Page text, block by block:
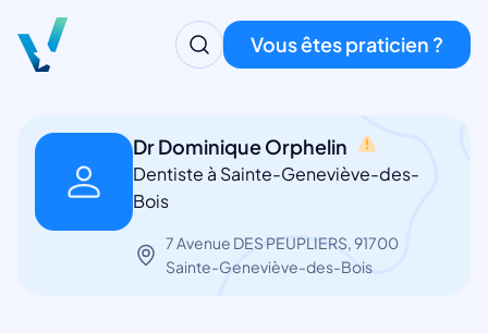
Vous êtes praticien ?
Dr Dominique Orphelin
Dentiste à Sainte-Geneviève-des-
Bois
7 Avenue DES PEUPLIERS, 91700
Sainte-Geneviève-des-Bois